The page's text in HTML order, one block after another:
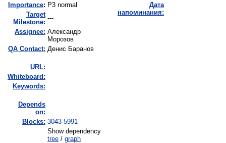
mportance: P3 normal
Target
Milestone:
---
Assignee: Александр
Морозов
QA Contact: Денис Баранов
URL:
Whiteboard:
Keywords:
Depends
on:
Blocks: 3043 5991
Show dependency
tree / graph
Дата
напоминания: